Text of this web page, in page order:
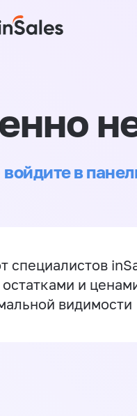
войдите в
специалистов
и
видимости